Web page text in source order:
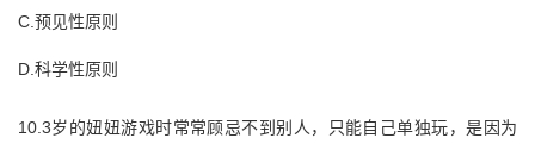
C.预见性原则
D.科学性原则
10.3岁的妞妞游戏时常常顾忌不到别人，只能自己单独玩，是因为